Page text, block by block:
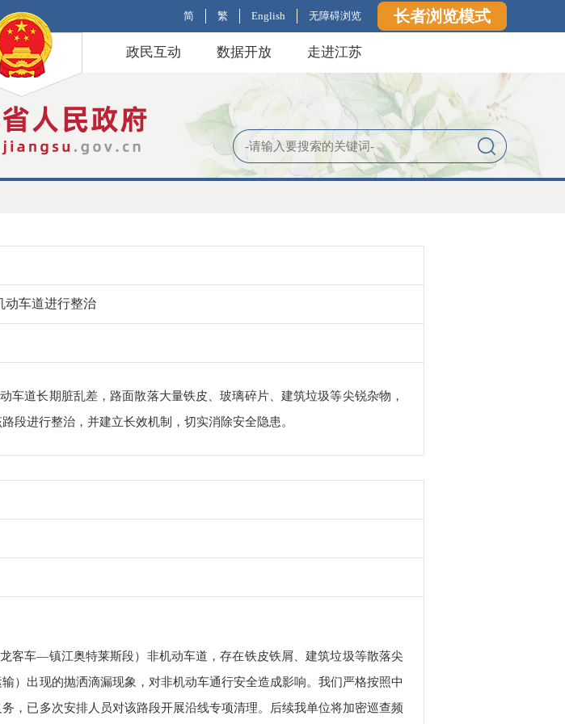
简 繁 English 无障碍浏览 长者浏览模式
政民互动 数据开放 走进江苏
动车道进行整治
车道长期脏乱差，路面散落大量铁皮、玻璃碎片、建筑垃圾等尖锐杂物，
段进行整治，并建立长效机制，切实消除安全隐患。
客车—镇江奥特莱斯段）非机动车道，存在铁皮铁屑、建筑垃圾等散落尖
）出现的抛洒滴漏现象，对非机动车通行安全造成影响。我们严格按照中
，已多次安排人员对该路段开展沿线专项清理。后续我单位将加密巡查频